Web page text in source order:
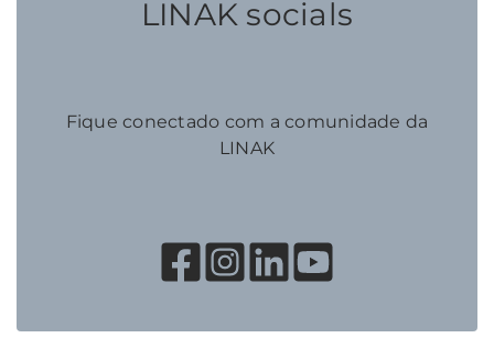
LINAK socials
Fique conectado com a comunidade da
LINAK